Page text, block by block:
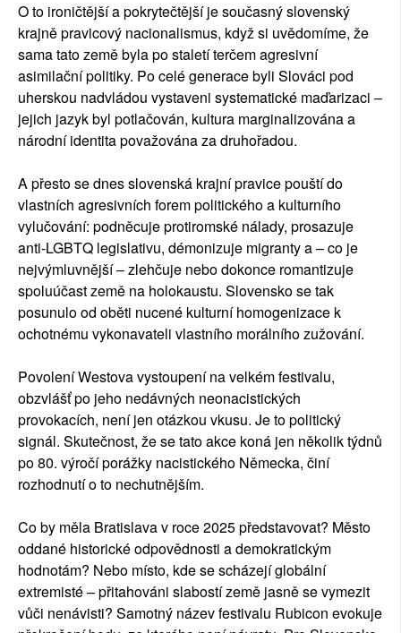
O to ironičtější a pokrytečtější je současný slovenský
krajně pravicový nacionalismus, když si uvědomíme, že
sama tato země byla po staletí terčem agresivní
asimilační politiky. Po celé generace byli Slováci pod
uherskou nadvládou vystaveni systematické maďarizaci –
jejich jazyk byl potlačován, kultura marginalizována a
národní identita považována za druhořadou.
A přesto se dnes slovenská krajní pravice pouští do
vlastních agresivních forem politického a kulturního
vylučování: podněcuje protiromské nálady, prosazuje
anti-LGBTQ legislativu, démonizuje migranty a – co je
nejvýmluvnější – zlehčuje nebo dokonce romantizuje
spoluúčast země na holokaustu. Slovensko se tak
posunulo od oběti nucené kulturní homogenizace k
ochotnému vykonavateli vlastního morálního zužování.
Povolení Westova vystoupení na velkém festivalu,
obzvlášť po jeho nedávných neonacistických
provokacích, není jen otázkou vkusu. Je to politický
signál. Skutečnost, že se tato akce koná jen několik týdnů
po 80. výročí porážky nacistického Německa, činí
rozhodnutí o to nechutnějším.
Co by měla Bratislava v roce 2025 představovat? Město
oddané historické odpovědnosti a demokratickým
hodnotám? Nebo místo, kde se scházejí globální
extremisté – přitahováni slabostí země jasně se vymezit
vůči nenávisti? Samotný název festivalu Rubicon evokuje